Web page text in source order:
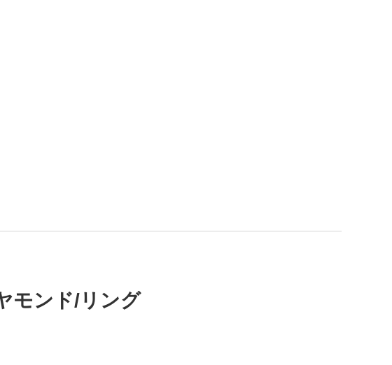
モンド/リング